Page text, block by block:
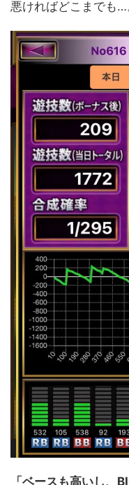
悪ければどこまでも…
「ベースも高いし、